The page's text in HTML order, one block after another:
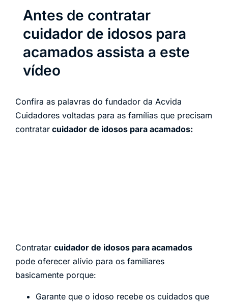
Antes de contratar
cuidador de idosos para
acamados assista a este
vídeo
Confira as palavras do fundador da Acvida
Cuidadores voltadas para as famílias que precisam
contratar cuidador de idosos para acamados:
Contratar cuidador de idosos para acamados
pode oferecer alívio para os familiares
basicamente porque:
Garante que o idoso recebe os cuidados que